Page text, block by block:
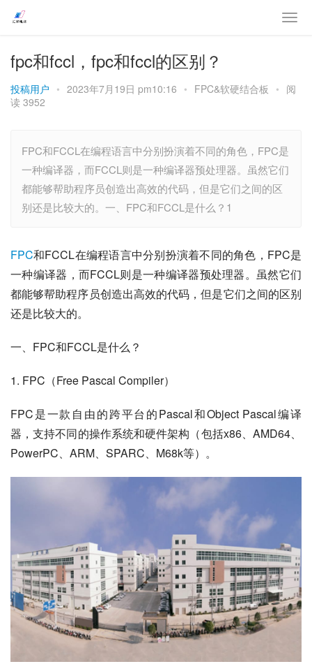
fpc和fccl，fpc和fccl的区别？
投稿用户 • 2023年7月19日 pm10:16 • FPC&软硬结合板 • 阅
读 3952
FPC和FCCL在编程语言中分别扮演着不同的角色，FPC是
一种编译器，而FCCL则是一种编译器预处理器。虽然它们
都能够帮助程序员创造出高效的代码，但是它们之间的区
别还是比较大的。一、FPC和FCCL是什么？1
FPC和FCCL在编程语言中分别扮演着不同的角色，FPC是
一种编译器，而FCCL则是一种编译器预处理器。虽然它们
都能够帮助程序员创造出高效的代码，但是它们之间的区别
还是比较大的。
一、FPC和FCCL是什么？
1. FPC（Free Pascal Compiler）
FPC是一款自由的跨平台的Pascal和Object Pascal编译
器，支持不同的操作系统和硬件架构（包括x86、AMD64、
PowerPC、ARM、SPARC、M68k等）。